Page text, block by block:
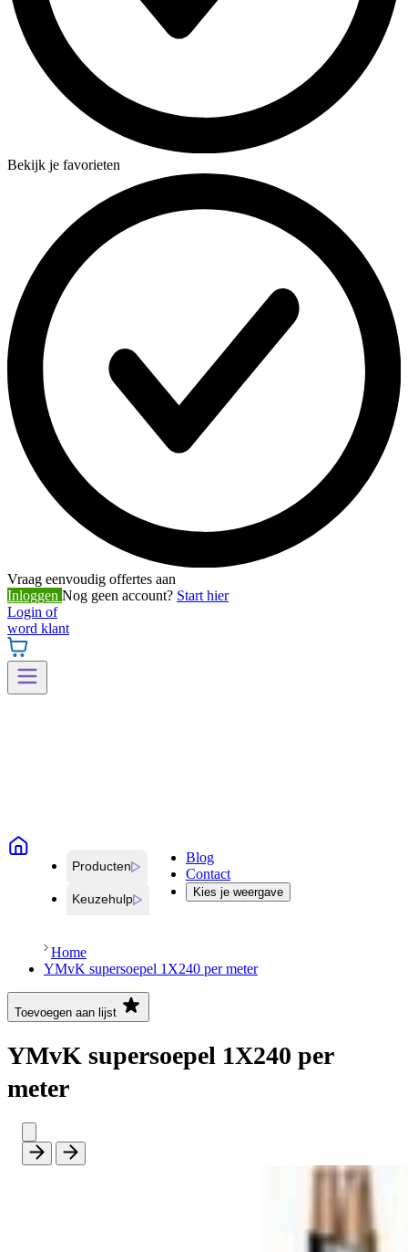
Bekijk je favorieten
Vraag eenvoudig offertes aan
Inloggen Nog geen account? Start hier
Login of
word klant
Producten
Keuzehulp
Blog
Contact
Kies je weergave
Home
YMvK supersoepel 1X240 per meter
Toevoegen aan lijst
YMvK supersoepel 1X240 per
meter